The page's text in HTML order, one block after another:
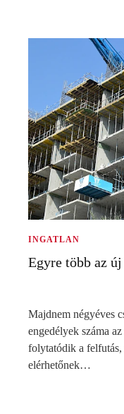
INGATLAN
Egyre több az
Majdnem négyéves
engedélyek száma
folytatódik a felfutás,
elérhetőnek…